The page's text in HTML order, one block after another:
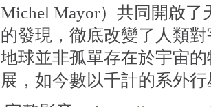
Michel Mayor）共同開啟
的發現，徹底改變了人類
地球並非孤單存在於宇宙
展，如今數以千計的系外